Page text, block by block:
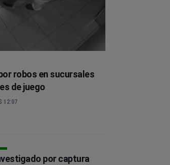
robos en sucursales
de juego
12:07
por captura